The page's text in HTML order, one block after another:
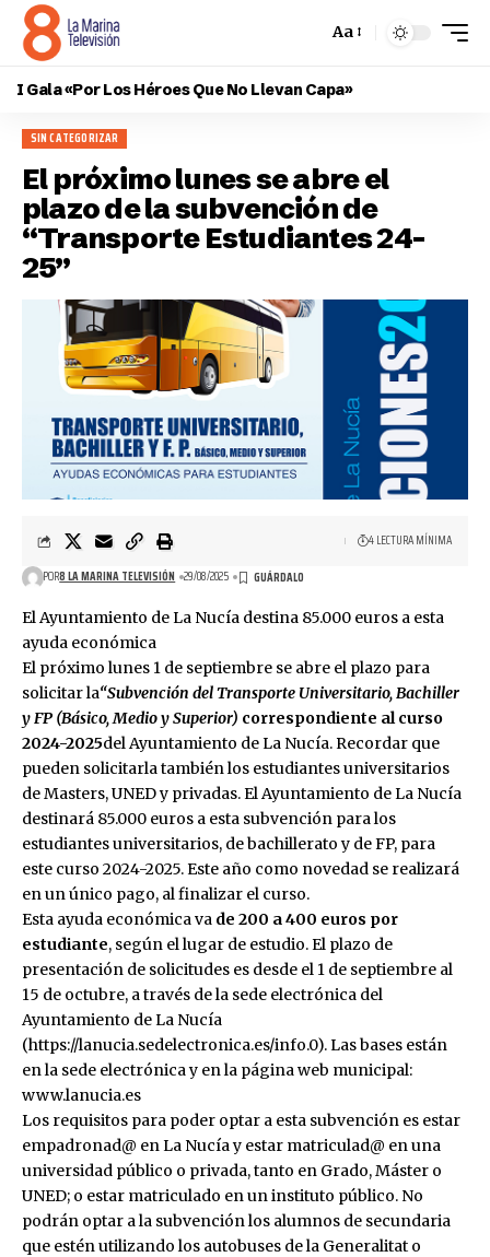
Aa
I Gala «Por Los Héroes Que No Llevan Capa»
SIN CATEGORIZAR
El próximo lunes se abre el
plazo de la subvención de
“Transporte Estudiantes 24-
25”
POR8 LA MARINA TELEVISIÓN 29/08/2025
4 LECTURA MÍNIMA
El Ayuntamiento de La Nucía destina 85.000 euros a esta
ayuda económica
El próximo lunes 1 de septiembre se abre el plazo para
solicitar la“Subvención del Transporte Universitario, Bachiller
y FP (Básico, Medio y Superior) correspondiente al curso
2024-2025del Ayuntamiento de La Nucía. Recordar que
pueden solicitarla también los estudiantes universitarios
de Masters, UNED y privadas. El Ayuntamiento de La Nucía
destinará 85.000 euros a esta subvención para los
estudiantes universitarios, de bachillerato y de FP, para
este curso 2024-2025. Este año como novedad se realizará
en un único pago, al finalizar el curso.
Esta ayuda económica va de 200 a 400 euros por
estudiante, según el lugar de estudio. El plazo de
presentación de solicitudes es desde el 1 de septiembre al
15 de octubre, a través de la sede electrónica del
Ayuntamiento de La Nucía
(https://lanucia.sedelectronica.es/info.0). Las bases están
en la sede electrónica y en la página web municipal:
www.lanucia.es
Los requisitos para poder optar a esta subvención es estar
empadronad@ en La Nucía y estar matriculad@ en una
universidad público o privada, tanto en Grado, Máster o
UNED; o estar matriculado en un instituto público. No
podrán optar a la subvención los alumnos de secundaria
que estén utilizando los autobuses de la Generalitat o